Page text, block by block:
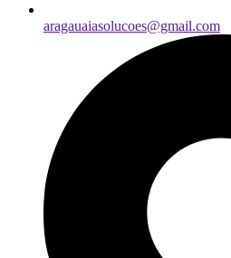
aragauaiasolucoes@gmail.com